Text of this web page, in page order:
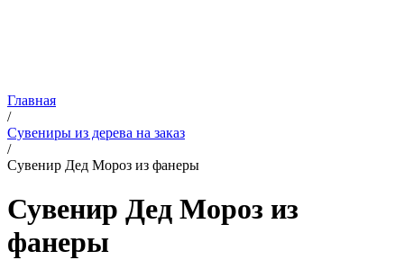
Главная
/
Сувениры из дерева на заказ
/
Сувенир Дед Мороз из фанеры
Сувенир Дед Мороз из
фанеры